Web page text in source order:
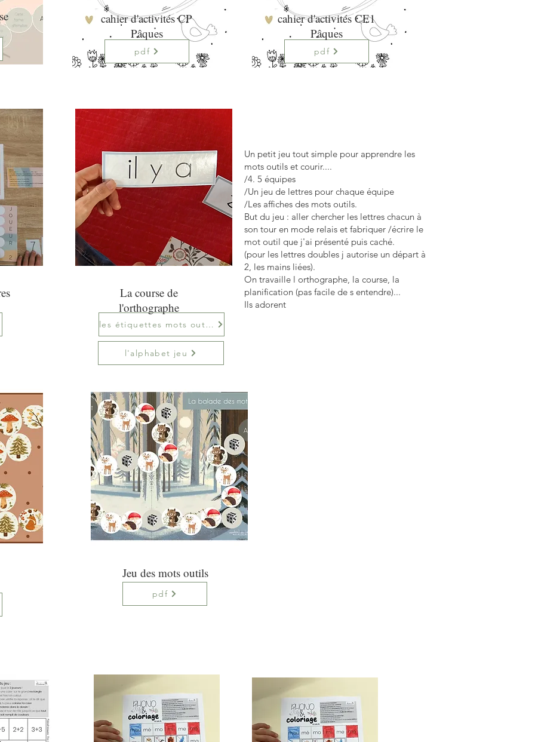
pdf
cahier d'activités CP
Pâques
pdf
cahier d'activités CE1
Pâques
les étiquettes mots outils
La course de
l'orthographe
l'alphabet jeu
Un petit jeu tout simple pour apprendre les
mots outils et courir....
/4. 5 équipes
/Un jeu de lettres pour chaque équipe
/Les affiches des mots outils.
But du jeu : aller chercher les lettres chacun à
son tour en mode relais et fabriquer /écrire le
mot outil que j'ai présenté puis caché.
(pour les lettres doubles j autorise un départ à
2, les mains liées).
On travaille l orthographe, la course, la
planification (pas facile de s entendre)...
Ils adorent
Jeu des mots outils
pdf